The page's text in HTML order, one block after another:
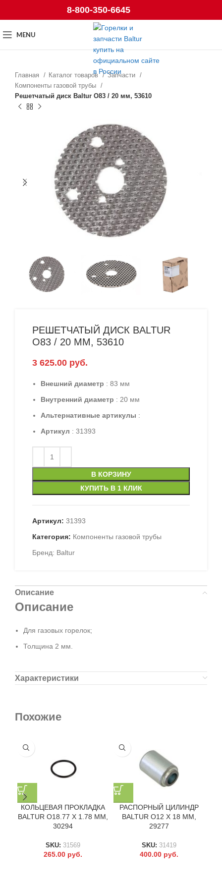
8-800-350-6645
MENU
Главная Каталог товаров
Запчасти
Компоненты газовой трубы
Решетчатый диск Baltur O83 / 20 мм, 53610
РЕШЕТЧАТЫЙ ДИСК BALTUR
O83 / 20 ММ, 53610
3 625.00 руб.
Внешний диаметр : 83 мм
Внутренний диаметр : 20 мм
Альтернативные артикулы :
Артикул : 31393
В КОРЗИНУ
КУПИТЬ В 1 КЛИК
Артикул: 31393
Категория: Компоненты газовой трубы
Бренд: Baltur
Описание
Описание
Для газовых горелок;
Толщина 2 мм.
Характеристики
Похожие
КОЛЬЦЕВАЯ ПРОКЛАДКА
BALTUR O18.77 X 1.78 ММ,
30294
SKU: 31569
265.00 руб.
РАСПОРНЫЙ ЦИЛИНДР
BALTUR O12 X 18 ММ,
29277
SKU: 31419
400.00 руб.